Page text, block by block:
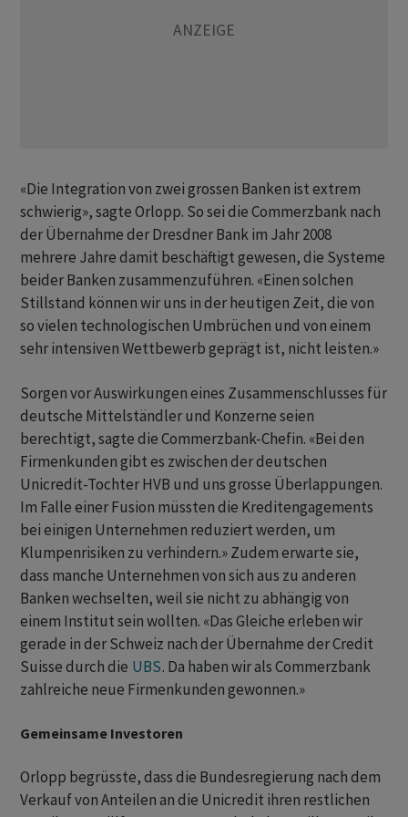
«Die Integration von zwei grossen Banken ist extrem
schwierig», sagte Orlopp. So sei die Commerzbank nach
der Übernahme der Dresdner Bank im Jahr 2008
mehrere Jahre damit beschäftigt gewesen, die Systeme
beider Banken zusammenzuführen. «Einen solchen
Stillstand können wir uns in der heutigen Zeit, die von
so vielen technologischen Umbrüchen und von einem
sehr intensiven Wettbewerb geprägt ist, nicht leisten.»
Sorgen vor Auswirkungen eines Zusammenschlusses für
deutsche Mittelständler und Konzerne seien
berechtigt, sagte die Commerzbank-Chefin. «Bei den
Firmenkunden gibt es zwischen der deutschen
Unicredit-Tochter HVB und uns grosse Überlappungen.
Im Falle einer Fusion müssten die Kreditengagements
bei einigen Unternehmen reduziert werden, um
Klumpenrisiken zu verhindern.» Zudem erwarte sie,
dass manche Unternehmen von sich aus zu anderen
Banken wechselten, weil sie nicht zu abhängig von
einem Institut sein wollten. «Das Gleiche erleben wir
gerade in der Schweiz nach der Übernahme der Credit
Suisse durch die UBS. Da haben wir als Commerzbank
zahlreiche neue Firmenkunden gewonnen.»
Gemeinsame Investoren
Orlopp begrüsste, dass die Bundesregierung nach dem
Verkauf von Anteilen an die Unicredit ihren restlichen